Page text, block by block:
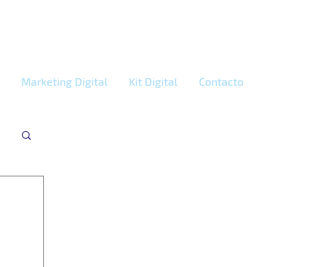
Marketing Digital Kit Digital Contacto